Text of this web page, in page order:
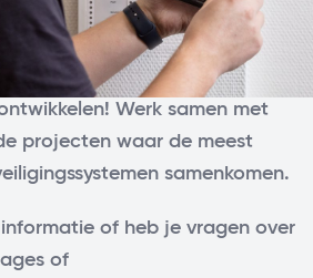
(beveiligings-)techniek en wil jij
ontwikkelen? Bij ons kom je te
team waarin jij volop de kans
Werk samen met
projecten waar de meest
samenkomen.
of heb je vragen over
of